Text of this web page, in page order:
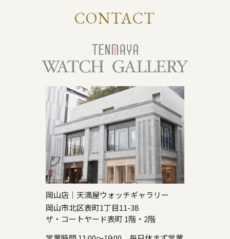
CONTACT
岡山店｜天満屋ウォッチギャラリー
岡山市北区表町1丁目11-38
ザ・コートヤード表町 1階・2階